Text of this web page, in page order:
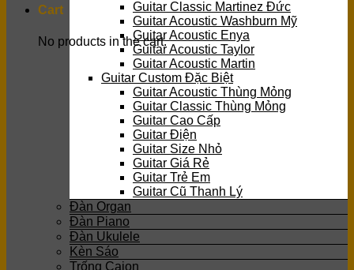
Cart
No products in the cart.
Guitar Classic Martinez Đức
Guitar Acoustic Washburn Mỹ
Guitar Acoustic Enya
Guitar Acoustic Taylor
Guitar Acoustic Martin
Guitar Custom Đặc Biệt
Guitar Acoustic Thùng Mỏng
Guitar Classic Thùng Mỏng
Guitar Cao Cấp
Guitar Điện
Guitar Size Nhỏ
Guitar Giá Rẻ
Guitar Trẻ Em
Guitar Cũ Thanh Lý
Đàn Organ
Đàn Piano
Đàn Ukulele
Kèn Sáo
Trống Cajon